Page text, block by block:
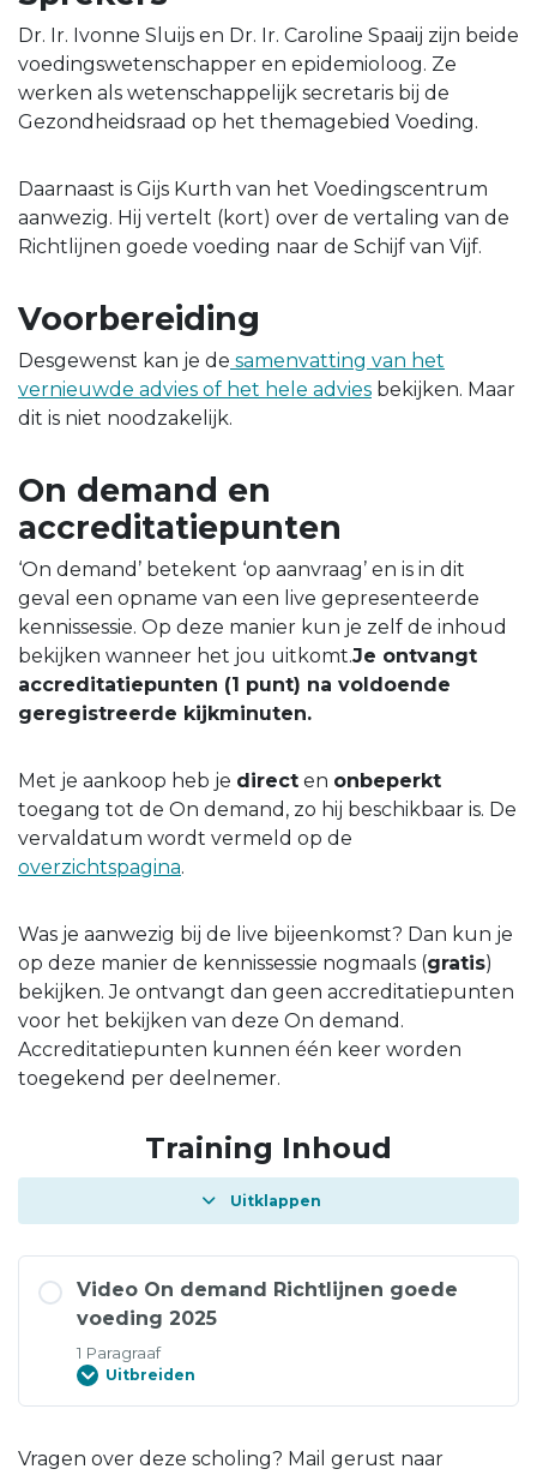
Dr. Ir. Ivonne Sluijs en Dr. Ir. Caroline Spaaij zijn beide
voedingswetenschapper en epidemioloog. Ze
werken als wetenschappelijk secretaris bij de
Gezondheidsraad op het themagebied Voeding.
Daarnaast is Gijs Kurth van het Voedingscentrum
aanwezig. Hij vertelt (kort) over de vertaling van de
Richtlijnen goede voeding naar de Schijf van Vijf.
Voorbereiding
Desgewenst kan je de samenvatting van het
vernieuwde advies of het hele advies bekijken. Maar
dit is niet noodzakelijk.
On demand en
accreditatiepunten
‘On demand’ betekent ‘op aanvraag’ en is in dit
geval een opname van een live gepresenteerde
kennissessie. Op deze manier kun je zelf de inhoud
bekijken wanneer het jou uitkomt.Je ontvangt
accreditatiepunten (1 punt) na voldoende
geregistreerde kijkminuten.
Met je aankoop heb je direct en onbeperkt
toegang tot de On demand, zo hij beschikbaar is. De
vervaldatum wordt vermeld op de
overzichtspagina.
Was je aanwezig bij de live bijeenkomst? Dan kun je
op deze manier de kennissessie nogmaals (gratis)
bekijken. Je ontvangt dan geen accreditatiepunten
voor het bekijken van deze On demand.
Accreditatiepunten kunnen één keer worden
toegekend per deelnemer.
Training Inhoud
Uitklappen
Video On demand Richtlijnen goede
voeding 2025
1 Paragraaf
Uitbreiden
Vragen over deze scholing? Mail gerust naar